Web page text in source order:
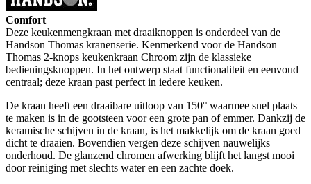
Comfort
Deze keukenmengkraan met draaiknoppen is onderdeel van de
Handson Thomas kranenserie. Kenmerkend voor de Handson
Thomas 2-knops keukenkraan Chroom zijn de klassieke
bedieningsknoppen. In het ontwerp staat functionaliteit en eenvoud
centraal; deze kraan past perfect in iedere keuken.
De kraan heeft een draaibare uitloop van 150° waarmee snel plaats
te maken is in de gootsteen voor een grote pan of emmer. Dankzij de
keramische schijven in de kraan, is het makkelijk om de kraan goed
dicht te draaien. Bovendien vergen deze schijven nauwelijks
onderhoud. De glanzend chromen afwerking blijft het langst mooi
door reiniging met slechts water en een zachte doek.